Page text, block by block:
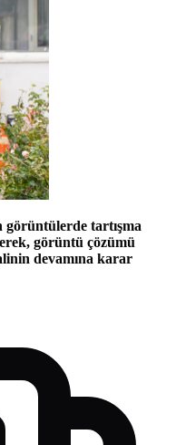
görüntülerde tartışma
görüntü çözümü
devamına karar